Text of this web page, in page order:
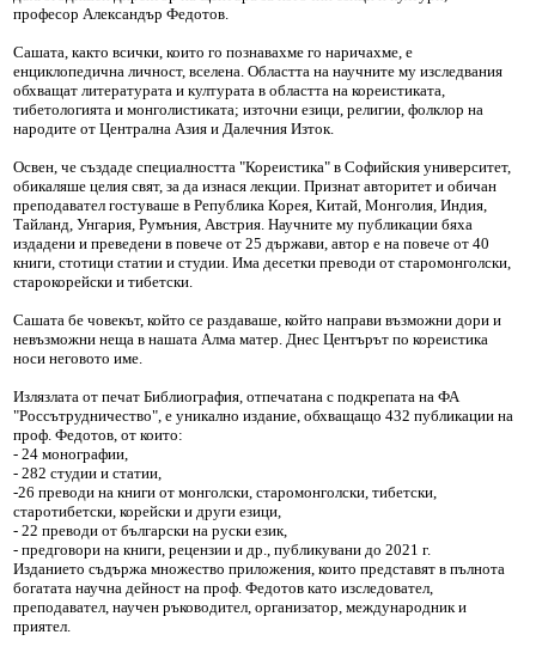
професор Александър Федотов.
Сашата, както всички, които го познавахме го наричахме, е
енциклопедична личност, вселена. Областта на научните му изследвания
обхващат литературата и културата в областта на кореистиката,
тибетологията и монголистиката; източни езици, религии, фолклор на
народите от Централна Азия и Далечния Изток.
Освен, че създаде специалността "Кореистика" в Софийския университет,
обикаляше целия свят, за да изнася лекции. Признат авторитет и обичан
преподавател гостуваше в Република Корея, Китай, Монголия, Индия,
Тайланд, Унгария, Румъния, Австрия. Научните му публикации бяха
издадени и преведени в повече от 25 държави, автор е на повече от 40
книги, стотици статии и студии. Има десетки преводи от старомонголски,
старокорейски и тибетски.
Сашата бе човекът, който се раздаваше, който направи възможни дори и
невъзможни неща в нашата Алма матер. Днес Центърът по кореистика
носи неговото име.
Излязлата от печат Библиография, отпечатана с подкрепата на ФА
"Россътрудничество", е уникално издание, обхващащо 432 публикации на
проф. Федотов, от които:
- 24 монографии,
- 282 студии и статии,
-26 преводи на книги от монголски, старомонголски, тибетски,
старотибетски, корейски и други езици,
- 22 преводи от български на руски език,
- предговори на книги, рецензии и др., публикувани до 2021 г.
Изданието съдържа множество приложения, които представят в пълнота
богатата научна дейност на проф. Федотов като изследовател,
преподавател, научен ръководител, организатор, международник и
приятел.